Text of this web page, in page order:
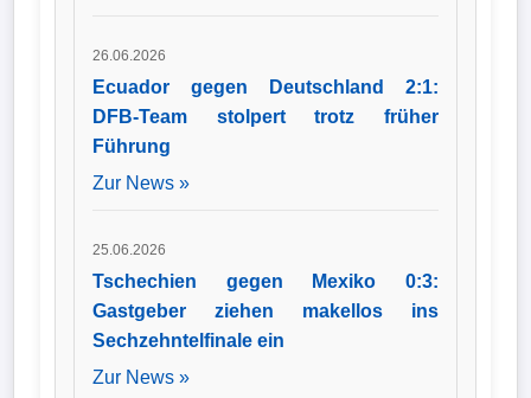
26.06.2026
Ecuador gegen Deutschland 2:1:
DFB-Team stolpert trotz früher
Führung
Zur News »
25.06.2026
Tschechien gegen Mexiko 0:3:
Gastgeber ziehen makellos ins
Sechzehntelfinale ein
Zur News »